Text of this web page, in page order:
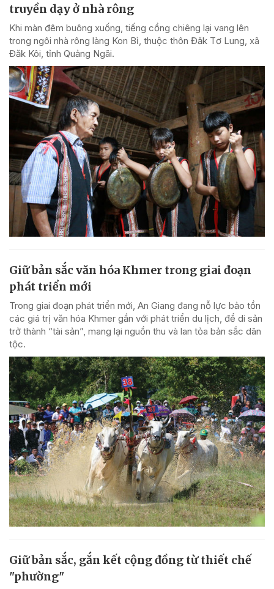
truyền dạy ở nhà rông
Khi màn đêm buông xuống, tiếng cồng chiêng lại vang lên
trong ngôi nhà rông làng Kon Bỉ, thuộc thôn Đăk Tơ Lung, xã
Đăk Kôi, tỉnh Quảng Ngãi.
Giữ bản sắc văn hóa Khmer trong giai đoạn
phát triển mới
Trong giai đoạn phát triển mới, An Giang đang nỗ lực bảo tồn
các giá trị văn hóa Khmer gắn với phát triển du lịch, để di sản
trở thành “tài sản”, mang lại nguồn thu và lan tỏa bản sắc dân
tộc.
Giữ bản sắc, gắn kết cộng đồng từ thiết chế
"phường"